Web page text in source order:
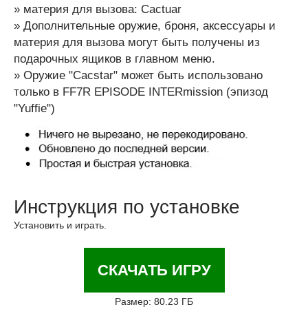
» материя для вызова: Cactuar
» Дополнительные оружие, броня, аксессуары и
материя для вызова могут быть получены из
подарочных ящиков в главном меню.
» Оружие "Cacstar" может быть использовано
только в FF7R EPISODE INTERmission (эпизод
"Yuffie")
Инструкция по установке
Установить и играть.
СКАЧАТЬ ИГРУ
Размер: 80.23 ГБ